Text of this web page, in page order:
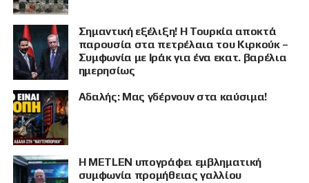
Σημαντική εξέλιξη! Η Τουρκία αποκτά
παρουσία στα πετρέλαια του Κιρκούκ –
Συμφωνία με Ιράκ για ένα εκατ. βαρέλια
ημερησίως
Αδαλής: Μας γδέρνουν στα καύσιμα!
Η METLEN υπογράφει εμβληματική
συμφωνία προμήθειας γαλλίου